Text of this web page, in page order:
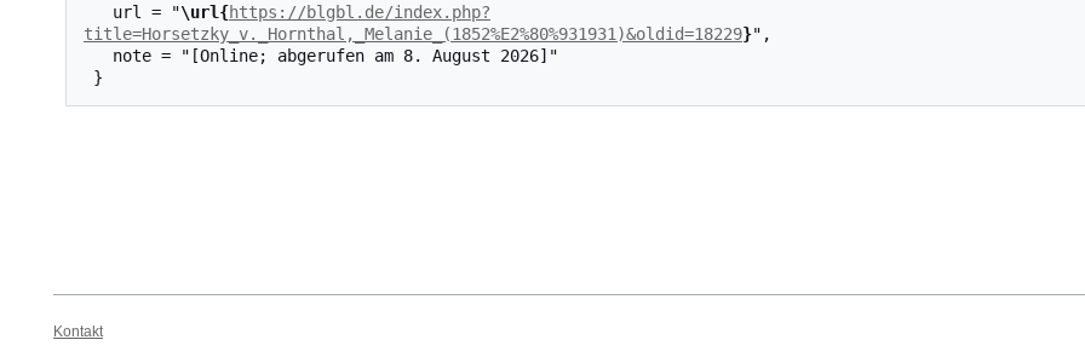
   url = "
\url{https://blgbl.de/index.php?
title=Horsetzky_v._Hornthal,_Melanie_(1852%E2%80%931931)&oldid=18229}",
Kontakt